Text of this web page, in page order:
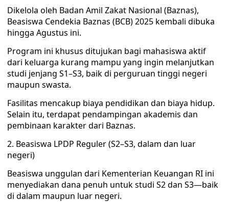
Dikelola oleh Badan Amil Zakat Nasional (Baznas),
Beasiswa Cendekia Baznas (BCB) 2025 kembali dibuka
hingga Agustus ini.
Program ini khusus ditujukan bagi mahasiswa aktif
dari keluarga kurang mampu yang ingin melanjutkan
studi jenjang S1–S3, baik di perguruan tinggi negeri
maupun swasta.
Fasilitas mencakup biaya pendidikan dan biaya hidup.
Selain itu, terdapat pendampingan akademis dan
pembinaan karakter dari Baznas.
2. Beasiswa LPDP Reguler (S2–S3, dalam dan luar
negeri)
Beasiswa unggulan dari Kementerian Keuangan RI ini
menyediakan dana penuh untuk studi S2 dan S3—baik
di dalam maupun luar negeri.